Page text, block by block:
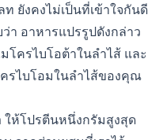
ยังคงไม่เป็นที่เข้าใจกันดี
า อาหารแปรรูปดังกล่าว
โครไบโอต้าในลำไส้ และ
รไบโอมในลำไส้ของคุณ
ให้โปรตีนหนึ่งกรัมสูงสุด